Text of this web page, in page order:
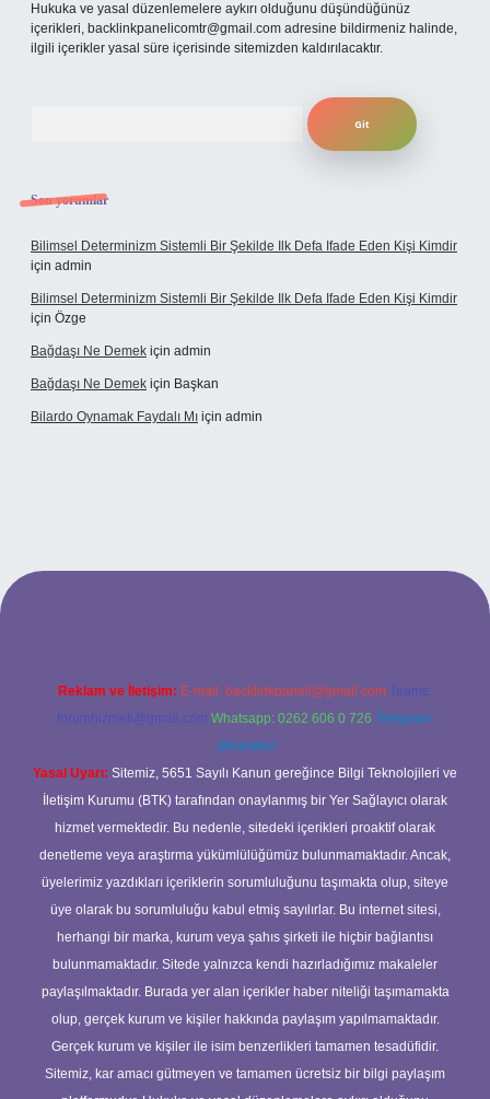
Hukuka ve yasal düzenlemelere aykırı olduğunu düşündüğünüz
içerikleri, backlinkpanelicomtr@gmail.com adresine bildirmeniz halinde,
ilgili içerikler yasal süre içerisinde sitemizden kaldırılacaktır.
Son yorumlar
Bilimsel Determinizm Sistemli Bir Şekilde Ilk Defa Ifade Eden Kişi Kimdir
için admin
Bilimsel Determinizm Sistemli Bir Şekilde Ilk Defa Ifade Eden Kişi Kimdir
için Özge
Bağdaşı Ne Demek için admin
Bağdaşı Ne Demek için Başkan
Bilardo Oynamak Faydalı Mı için admin
bahis sitesi
Reklam ve İletişim: E-mail: backlinkpaneli@gmail.com Teams:
forumhizmeti@gmail.com Whatsapp: 0262 606 0 726 Telegram:
@karabul
Yasal Uyarı: Sitemiz, 5651 Sayılı Kanun gereğince Bilgi Teknolojileri ve
İletişim Kurumu (BTK) tarafından onaylanmış bir Yer Sağlayıcı olarak
hizmet vermektedir. Bu nedenle, sitedeki içerikleri proaktif olarak
denetleme veya araştırma yükümlülüğümüz bulunmamaktadır. Ancak,
üyelerimiz yazdıkları içeriklerin sorumluluğunu taşımakta olup, siteye
üye olarak bu sorumluluğu kabul etmiş sayılırlar. Bu internet sitesi,
herhangi bir marka, kurum veya şahıs şirketi ile hiçbir bağlantısı
bulunmamaktadır. Sitede yalnızca kendi hazırladığımız makaleler
paylaşılmaktadır. Burada yer alan içerikler haber niteliği taşımamakta
olup, gerçek kurum ve kişiler hakkında paylaşım yapılmamaktadır.
Gerçek kurum ve kişiler ile isim benzerlikleri tamamen tesadüfidir.
Sitemiz, kar amacı gütmeyen ve tamamen ücretsiz bir bilgi paylaşım